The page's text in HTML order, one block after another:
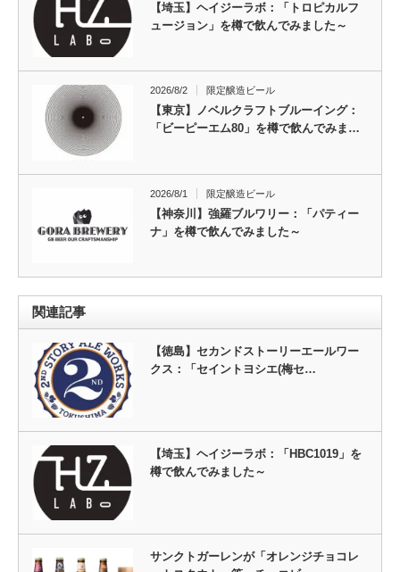
【埼玉】ヘイジーラボ：「トロピカルフ
ュージョン」を樽で飲んでみました～
2026/8/2 限定醸造ビール
【東京】ノベルクラフトブルーイング：
「ビーピーエム80」を樽で飲んでみま…
2026/8/1 限定醸造ビール
【神奈川】強羅ブルワリー：「パティー
ナ」を樽で飲んでみました～
関連記事
【徳島】セカンドストーリーエールワー
クス：「セイントヨシエ(梅セ…
【埼玉】ヘイジーラボ：「HBC1019」を
樽で飲んでみました～
サンクトガーレンが「オレンジチョコレ